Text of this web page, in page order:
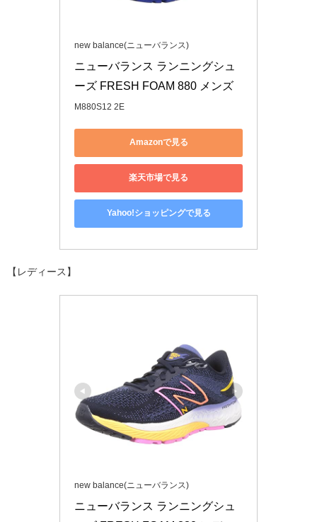
new balance(ニューバランス)
ニューバランス ランニングシュ
ーズ FRESH FOAM 880 メンズ
M880S12 2E
Amazonで見る
楽天市場で見る
Yahoo!ショッピングで見る
【レディース】
new balance(ニューバランス)
ニューバランス ランニングシュ